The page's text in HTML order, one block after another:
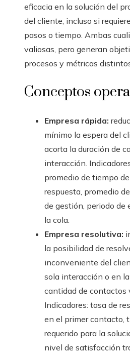
eficacia en la solución del
del cliente, incluso si
pasos o tiempo. Ambas
valiosas, pero generan
procesos y métricas
Conceptos
Empresa rápida:
mínimo la espera del
acorta la duración de
interacción.
promedio de tiempo de
respuesta, promedio
de gestión, periodo de
la cola.
Empresa resolutiva:
la posibilidad de
inconveniente del
sola interacción o en
cantidad de contactos
Indicadores: tasa de
en el primer contacto,
requerido para la
nivel de satisfacción